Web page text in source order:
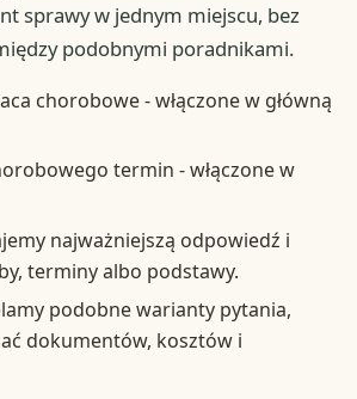
sprawy w jednym miejscu, bez
podobnymi poradnikami.
chorobowe - włączone w główną
termin - włączone w
najważniejszą odpowiedź i
terminy albo podstawy.
podobne warianty pytania,
dokumentów, kosztów i